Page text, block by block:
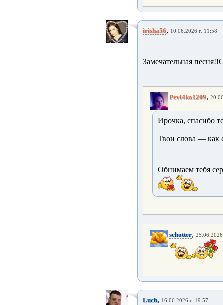
irisha56, 10.06.2026 г. 11:58
Замечательная
Pevi4ka1209,
Ирочка, спасибо
Твои слова — как
Обнимаем тебя
schotter,
Luch, 16.06.2026 г. 19:57